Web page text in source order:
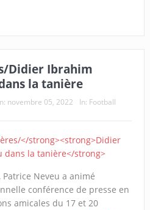
Didier Ibrahim
la tanière
novembre 05, 2022 In: Football
Neveu a animé
conférence de presse en
amicales du 17 et 20